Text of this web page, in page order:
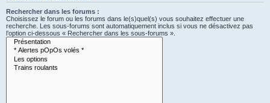
Rechercher dans les forums :
Choisissez le forum ou les forums dans le(s)quel(s) vous souhaitez effectuer une
recherche. Les sous-forums sont automatiquement inclus si vous ne désactivez pas
l’option ci-dessous « Rechercher dans les sous-forums ».